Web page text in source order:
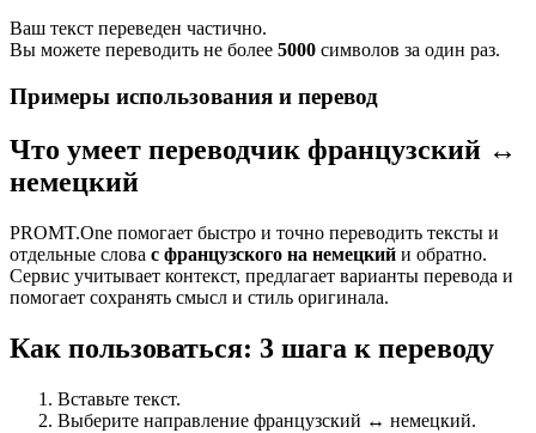
Ваш текст переведен частично.
Вы можете переводить не более 5000 символов за один раз.
Примеры использования и перевод
Что умеет переводчик французский ↔
немецкий
PROMT.One помогает быстро и точно переводить тексты и
отдельные слова с французского на немецкий и обратно.
Сервис учитывает контекст, предлагает варианты перевода и
помогает сохранять смысл и стиль оригинала.
Как пользоваться: 3 шага к переводу
Вставьте текст.
Выберите направление французский ↔ немецкий.